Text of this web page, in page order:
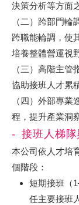
決策分析等方面
（二）跨部門
跨職能輪調，使
培養整體營運視
（三）高階主管
協助接班人才累
（四）外部專
程，提升產業洞
接班人梯隊
本公司依人才培
個階段：
短期接班（
任主要接班